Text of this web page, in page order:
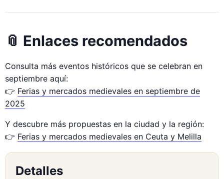
📎 Enlaces recomendados
Consulta más eventos históricos que se celebran en
septiembre aquí:
👉 Ferias y mercados medievales en septiembre de
2025
Y descubre más propuestas en la ciudad y la región:
👉 Ferias y mercados medievales en Ceuta y Melilla
Detalles